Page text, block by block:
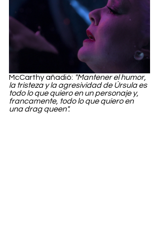
McCarthy añadió: "Mantener el humor,
la tristeza y la agresividad de Úrsula es
todo lo que quiero en un personaje y,
francamente, todo lo que quiero en
una drag queen".